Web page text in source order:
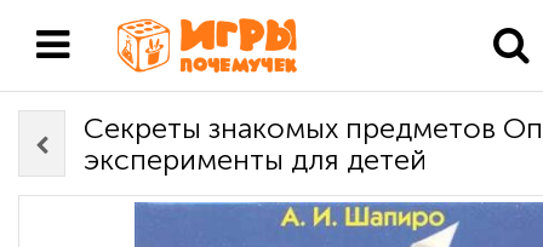
Секреты знакомых предметов
эксперименты для детей